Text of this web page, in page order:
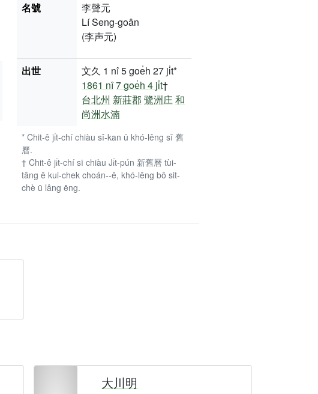
名號
李聲元
Lí Seng-goân
(李声元)
出世
文久 1 nî 5 goe̍h 27 ji̍t*
1861 nî7 goe̍h 4 ji̍t†
台北州 新莊郡 鷺洲庄和
尚洲水湳
* Chit-ê ji̍t-chí chiàu sî-kan ū khó-lêng sī 舊
曆.
† Chit-ê ji̍t-chí sī chiàu Ji̍t-pún 新舊曆 tùi-
tâng ê kui-chek choán--ê, khó-lêng bô sit-
chè ū lâng ēng.
大川明